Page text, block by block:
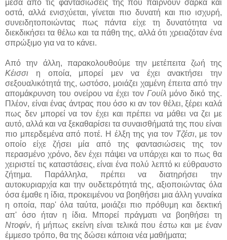
μέσα από τις φαντασιώσεις της που παίρνουν σάρκα και
οστά, αλλά ενισχύεται, γίνεται πιο δυνατή και πιο ισχυρή,
συνειδητοποιώντας πως πάντα είχε τη δυνατότητα να
διεκδικήσει τα θέλω και τα πάθη της, αλλά ότι χρειαζόταν ένα
σπρώξιμο για να το κάνει.
Από την άλλη, παρακολουθούμε την μετέπειτα ζωή της
Κέισσι η οποία, μπορεί μεν να έχει ανακτήσει την
σεξουαλικότητά της, ωστόσο, μοιάζει χαμένη έπειτα από την
απομάκρυνση του ονείρου να έχει τον Γουίλ μόνο δικό της.
Πλέον, είναι ένας άντρας που όσο κι αν τον θέλει, ξέρει καλά
πως δεν μπορεί να τον έχει και πρέπει να μάθει να ζει με
αυτό, αλλά και να ξεκαθαρίσει τα συναισθήματά της που είναι
πιο μπερδεμένα από ποτέ. Η έλξη της για τον Τζέσι, με τον
οποίο είχε ζήσει μία από της φαντασιώσεις της τον
περασμένο χρόνο, δεν έχει πάψει να υπάρχει και το πως θα
χειριστεί τις καταστάσεις, είναι ένα πολύ λεπτό κι εύθραυστο
ζήτημα. Παράλληλα, πρέπει να διατηρήσει την
αυτοκυριαρχία και την ουδετερότητά της, αξιοποιώντας όλα
όσα έμαθε η ίδια, προκειμένου να βοηθήσει μια άλλη γυναίκα
η οποία, παρ' όλα ταύτα, μοιάζει πιο πρόθυμη και δεκτική
απ' όσο ήταν η ίδια. Μπορεί πράγματι να βοηθήσει τη
Ντοφίν, ή μήπως εκείνη είναι τελικά που έστω και με έναν
έμμεσο τρόπο, θα της δώσει κάποια νέα μαθήματα;